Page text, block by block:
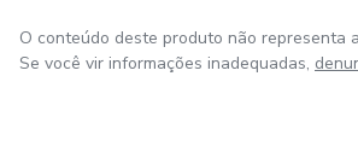
O conteúdo deste produto não representa
Se você vir informações inadequadas,